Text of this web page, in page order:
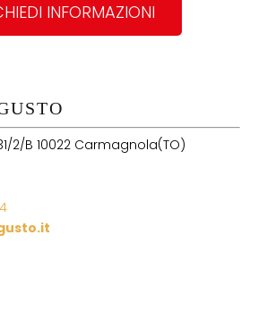
INFORMAZIONI
2/B 10022 Carmagnola(TO)